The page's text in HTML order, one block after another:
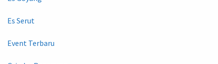
Es Serut
Event Terbaru